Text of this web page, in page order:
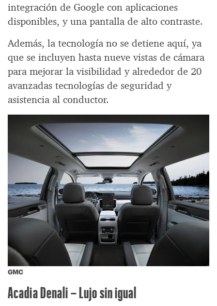
integración de Google con aplicaciones
disponibles, y una pantalla de alto contraste.
Además, la tecnología no se detiene aquí, ya
que se incluyen hasta nueve vistas de cámara
para mejorar la visibilidad y alrededor de 20
avanzadas tecnologías de seguridad y
asistencia al conductor.
GMC
Acadia Denali – Lujo sin igual